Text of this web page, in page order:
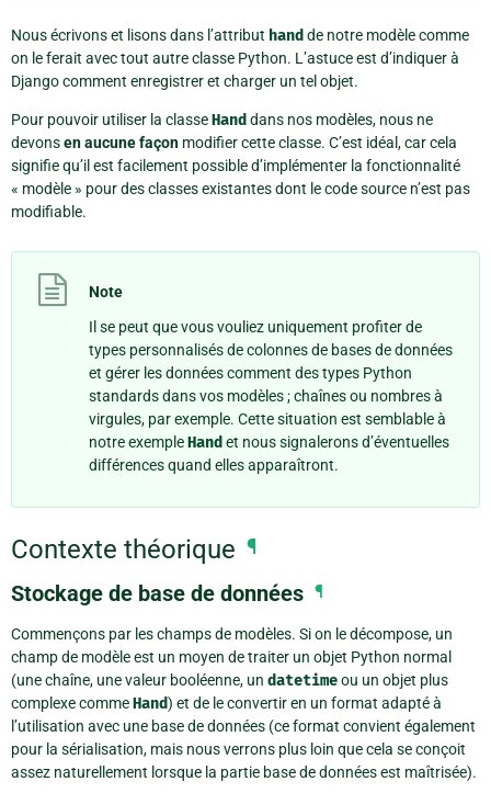
Nous écrivons et lisons dans l’attribut hand de notre modèle comme
on le ferait avec tout autre classe Python. L’astuce est d’indiquer à
Django comment enregistrer et charger un tel objet.
Pour pouvoir utiliser la classeHand dans nos modèles, nous ne
devonsen aucune façon modifier cette classe. C’est idéal, car cela
signifie qu’il est facilement possible d’implémenter la fonctionnalité
« modèle » pour des classes existantes dont le code source n’est pas
modifiable.
Note
Il se peut que vous vouliez uniquement profiter de
types personnalisés de colonnes de bases de données
et gérer les données comment des types Python
standards dans vos modèles ; chaînes ou nombres à
virgules, par exemple. Cette situation est semblable à
notre exempleHand et nous signalerons d’éventuelles
différences quand elles apparaîtront.
Contexte théorique ¶
Stockage de base de données ¶
Commençons par les champs de modèles. Si on le décompose, un
champ de modèle est un moyen de traiter un objet Python normal
(une chaîne, une valeur booléenne, un datetimeou un objet plus
complexe commeHand) et de le convertir en un format adapté à
l’utilisation avec une base de données (ce format convient également
pour la sérialisation, mais nous verrons plus loin que cela se conçoit
assez naturellement lorsque la partie base de données est maîtrisée).